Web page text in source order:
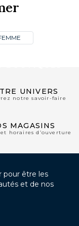
UNIVERS
notre savoir-faire
MAGASINS
et horaires d’ouverture
pour être les
et de nos